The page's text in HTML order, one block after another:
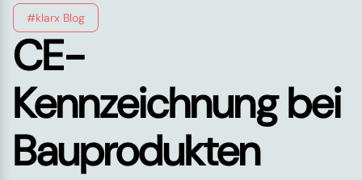
#klarx Blog
CE-
Kennzeichnung bei
Bauprodukten